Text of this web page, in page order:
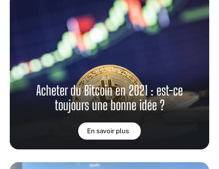
Acheter du Bitcoin en 2021 : est-ce
toujours une bonne idée ?
En savoir plus